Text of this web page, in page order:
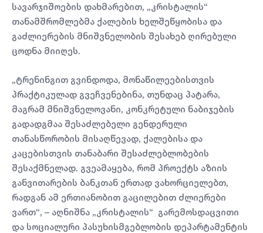
სავარჯიშოების დახმარებით, „კრისტალის“
თანამშრომლებმა ქალების ხელშეწყობისა და
გაძლიერების მნიშვნელობის შესახებ ღირებული
ცოდნა მიიღეს.
„ტრენინგით გვინდოდა, მონაწილეებისთვის
პრაქტიკულად გვეჩვენებინა, თუნდაც პატარა,
მაგრამ მნიშვნელოვანი, კონკრეტული ნაბიჯების
გადადგმაა შესაძლებელი გენდერული
თანასწორობის მისაღწევად, ქალებისა და
კაცებისთვის თანაბარი შესაძლებლობების
შესაქმნელად. გვეამაყება, რომ პროექტს აზიის
განვითარების ბანკთან ერთად ვახორციელებთ,
რადგან ამ ერთიანობით გაცილებით ძლიერები
ვართ“, – აღნიშნა „კრისტალის“ გარემოსდაცვითი
და სოციალური პასუხისმგებლობის დეპარტამენტის